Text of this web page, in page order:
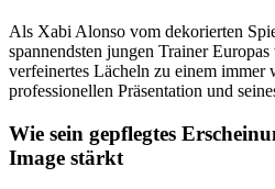
Als Xabi Alonso vom dekorierten
spannendsten jungen Trainer
verfeinertes Lächeln zu einem immer
professionellen Präsentation und
Wie sein gepflegtes
Image stärkt